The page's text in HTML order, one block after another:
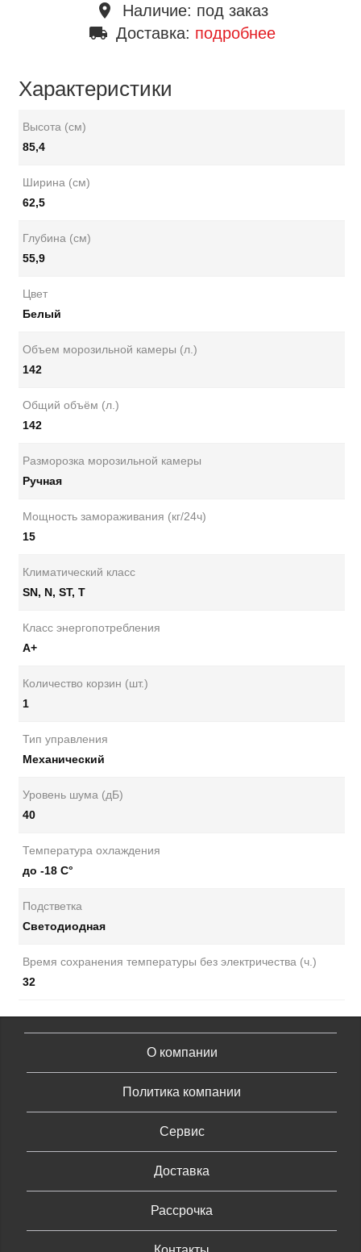
place Наличие: под заказ
local_shipping Доставка: подробнее
Характеристики
Высота (см)
85,4
Ширина (см)
62,5
Глубина (см)
55,9
Цвет
Белый
Объем морозильной камеры (л.)
142
Общий объём (л.)
142
Разморозка морозильной камеры
Ручная
Мощность замораживания (кг/24ч)
15
Климатический класс
SN, N, ST, T
Класс энергопотребления
А+
Количество корзин (шт.)
1
Тип управления
Механический
Уровень шума (дБ)
40
Температура охлаждения
до -18 С°
Подстветка
Светодиодная
Время сохранения температуры без электричества (ч.)
32
О компании
Политика компании
Сервис
Доставка
Рассрочка